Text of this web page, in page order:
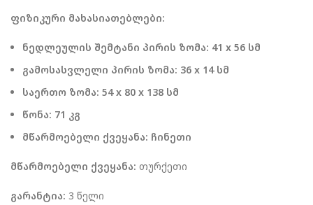
ფიზიკური მახასიათებლები:
ნედლეულის შემტანი პირის ზომა: 41 x 56 სმ
გამოსასვლელი პირის ზომა: 36 x 14 სმ
საერთო ზომა: 54 x 80 x 138 სმ
წონა: 71 კგ
მწარმოებელი ქვეყანა: ჩინეთი
მწარმოებელი ქვეყანა: თურქეთი
გარანტია: 3 წელი